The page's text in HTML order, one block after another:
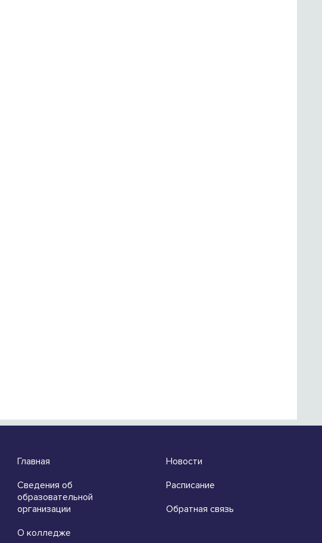
Главная
Сведения об
образовательной
организации
О колледже
Новости
Расписание
Обратная связь